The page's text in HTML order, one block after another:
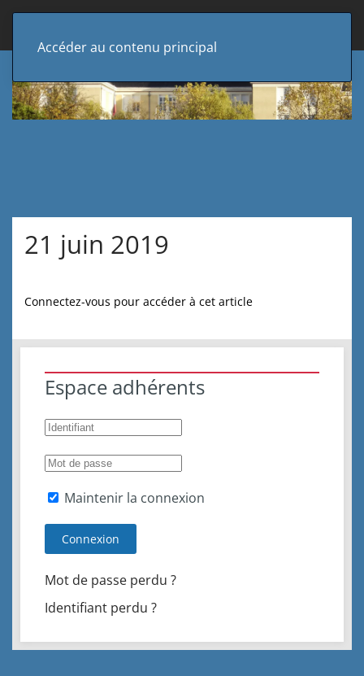
Accéder au contenu principal
21 juin 2019
Connectez-vous pour accéder à cet article
Espace adhérents
Maintenir la connexion
Connexion
Mot de passe perdu ?
Identifiant perdu ?